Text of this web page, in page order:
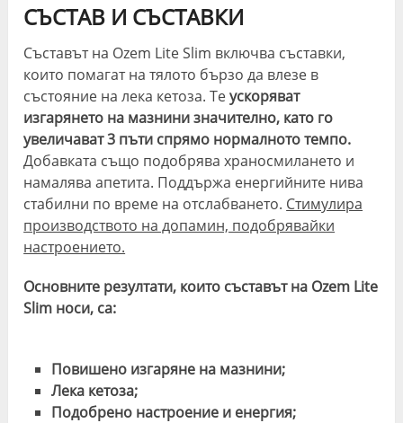
СЪСТАВ И СЪСТАВКИ
Съставът на Ozem Lite Slim включва съставки,
които помагат на тялото бързо да влезе в
състояние на лека кетоза. Теускоряват
изгарянето на мазнини значително, като го
увеличават 3 пъти спрямо нормалното темпо.
Добавката също подобрява храносмилането и
намалява апетита. Поддържа енергийните нива
стабилни по време на отслабването. Стимулира
производството на допамин, подобрявайки
настроението.
Основните резултати, които съставът на Ozem Lite
Slim носи, са:
Повишено изгаряне на мазнини;
Лека кетоза;
Подобрено настроение и енергия;